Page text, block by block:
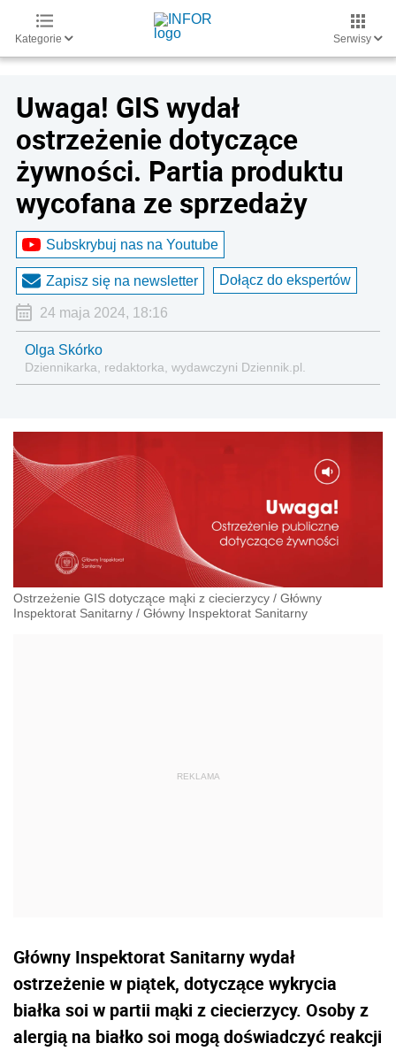
Kategorie Serwisy
Uwaga! GIS wydał
ostrzeżenie dotyczące
żywności. Partia produktu
wycofana ze sprzedaży
Subskrybuj nas na Youtube
Zapisz się na newsletter Dołącz do ekspertów
24 maja 2024, 18:16
Olga Skórko
Dziennikarka, redaktorka, wydawczyni Dziennik.pl.
Ostrzeżenie GIS dotyczące mąki z ciecierzycy / Główny
Inspektorat Sanitarny / Główny Inspektorat Sanitarny
Główny Inspektorat Sanitarny wydał
ostrzeżenie w piątek, dotyczące wykrycia
białka soi w partii mąki z ciecierzycy. Osoby z
alergią na białko soi mogą doświadczyć reakcji